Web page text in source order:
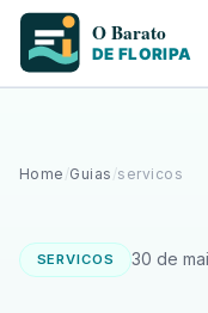
Home /Guias /servicos
SERVICOS 30 de